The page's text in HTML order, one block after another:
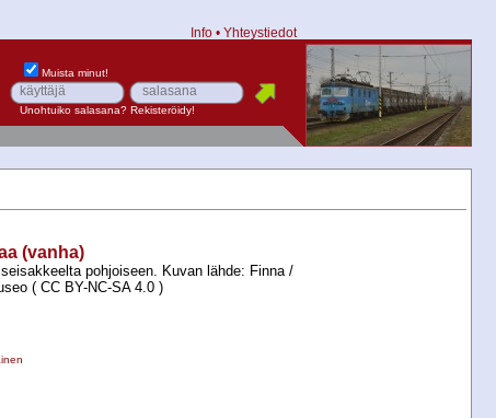
Info • Yhteystiedot
Muista minut!
Unohtuiko salasana? Rekisteröidy!
(vanha)
pohjoiseen. Kuvan lähde: Finna /
( CC BY-​NC-​SA 4.0 )